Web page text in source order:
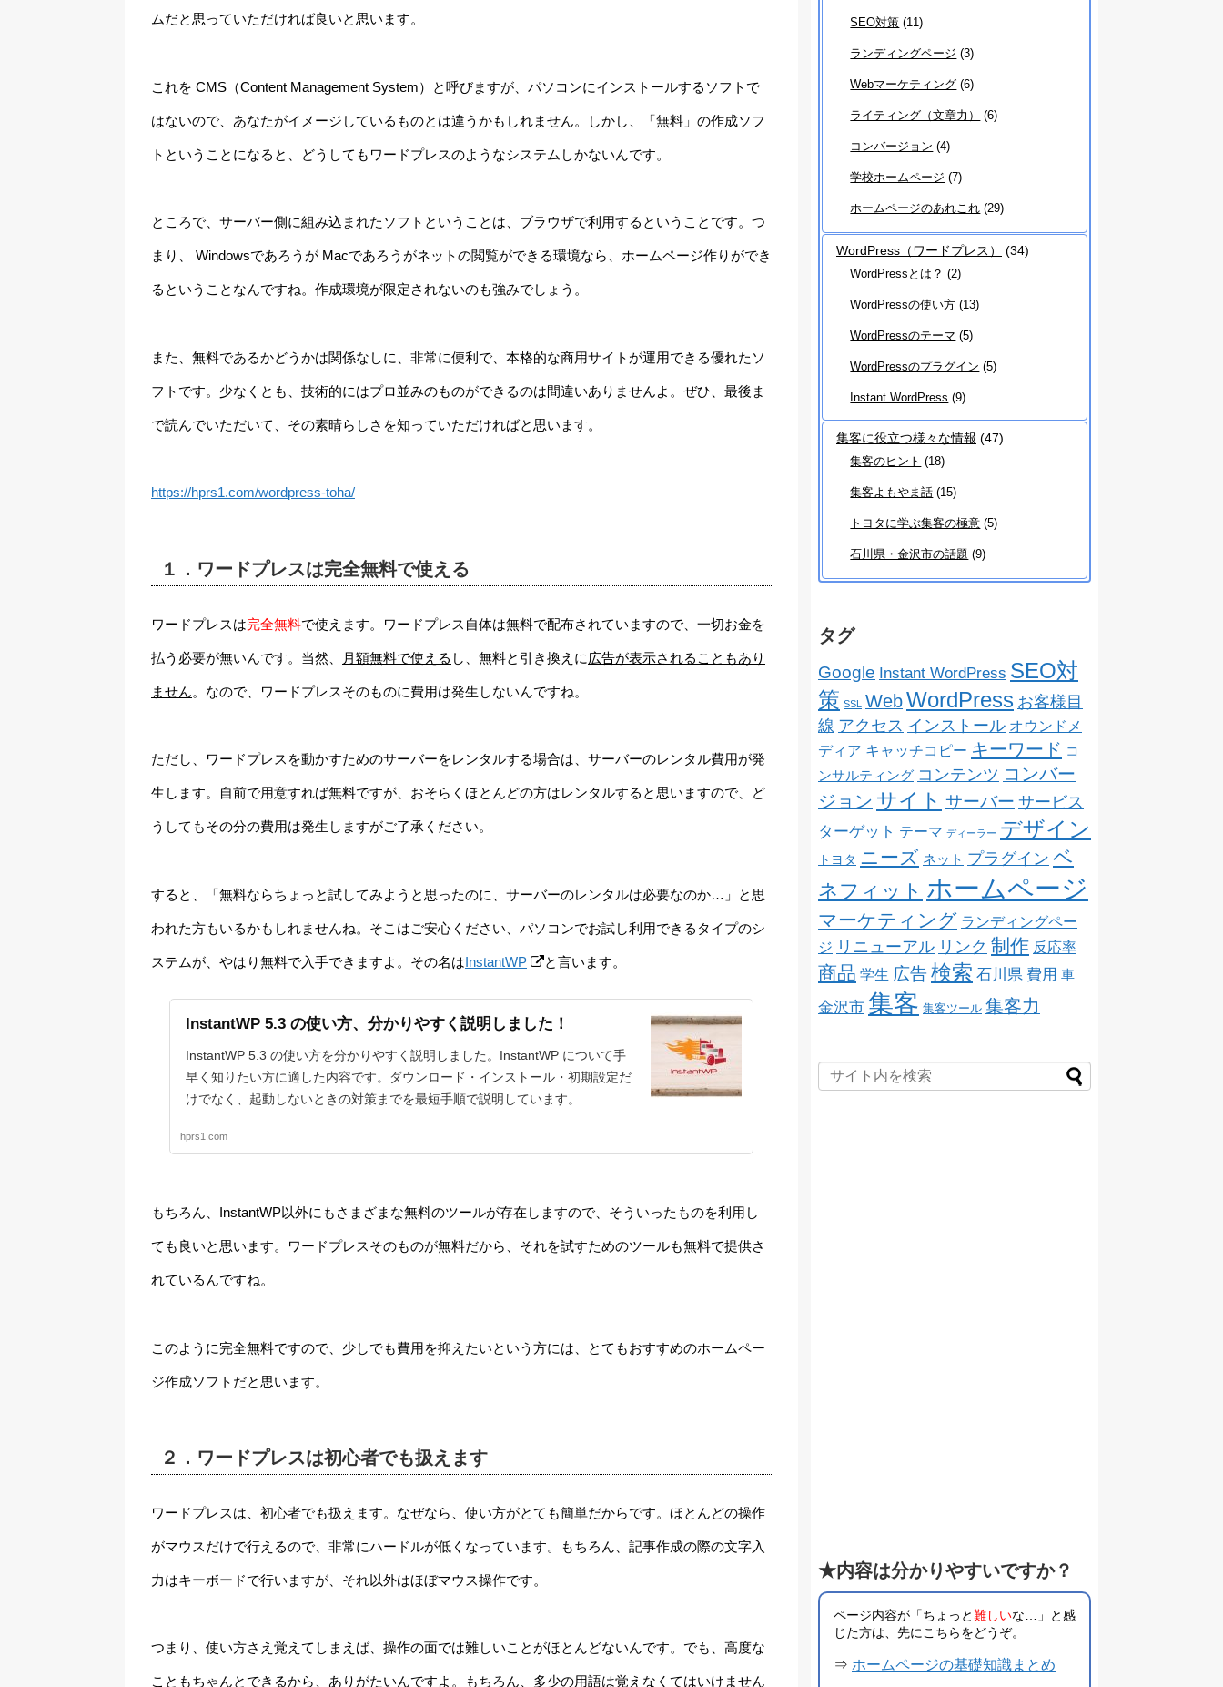
ムだと思っていただければ良いと思います。
これを CMS （Content Management System） と呼びますが、パソコンにインストールするソフトで
はないので、あなたがイメージしているものとは違うかもしれません。しかし、「無料」の作成ソフ
トということになると、どうしてもワードプレスのようなシステムしかないんです。
ところで、サーバー側に組み込まれたソフトということは、ブラウザで利用するということです。つ
まり、 Windowsであろうが Macであろうがネットの閲覧ができる環境なら、ホームページ作りができ
るということなんですね。作成環境が限定されないのも強みでしょう。
また、無料であるかどうかは関係なしに、非常に便利で、本格的な商用サイトが運用できる優れたソ
フトです。少なくとも、技術的にはプロ並みのものができるのは間違いありませんよ。ぜひ、最後ま
で読んでいただいて、その素晴らしさを知っていただければと思います。
https://hprs1.com/wordpress-toha/
１．ワードプレスは完全無料で使える
ワードプレスは完全無料で使えます。ワードプレス自体は無料で配布されていますので、一切お金を
払う必要が無いんです。当然、 月額無料で使える し、無料と引き換えに広告が表示されることもあり
ません。なので、ワードプレスそのものに費用は発生しないんですね。
ただし、ワードプレスを動かすためのサーバーをレンタルする場合は、サーバーのレンタル費用が発
生します。自前で用意すれば無料ですが、おそらくほとんどの方はレンタルすると思いますので、ど
うしてもその分の費用は発生しますがご了承ください。
すると、「無料ならちょっと試してみようと思ったのに、サーバーのレンタルは必要なのか…」と思
われた方もいるかもしれませんね。そこはご安心ください、パソコンでお試し利用できるタイプのシ
ステムが、やはり無料で入手できますよ。その名はInstantWP と言います。
InstantWP 5.3 の使い方、分かりやすく説明しました！
InstantWP 5.3 の使い方を分かりやすく説明しました。InstantWP について手
早く知りたい方に適した内容です。ダウンロード・インストール・初期設定だ
けでなく、起動しないときの対策までを最短手順で説明しています。
hprs1.com
もちろん、InstantWP以外にもさまざまな無料のツールが存在しますので、そういったものを利用し
ても良いと思います。ワードプレスそのものが無料だから、それを試すためのツールも無料で提供さ
れているんですね。
このように完全無料ですので、少しでも費用を抑えたいという方には、とてもおすすめのホームペー
ジ作成ソフトだと思います。
２．ワードプレスは初心者でも扱えます
ワードプレスは、初心者でも扱えます。なぜなら、使い方がとても簡単だからです。ほとんどの操作
がマウスだけで行えるので、非常にハードルが低くなっています。もちろん、記事作成の際の文字入
力はキーボードで行いますが、それ以外はほぼマウス操作です。
つまり、使い方さえ覚えてしまえば、操作の面では難しいことがほとんどないんです。でも、高度な
こともちゃんとできるから、ありがたいんですよ。もちろん、多少の用語は覚えなくてはいけません
SEO対策 (11)
ランディングページ (3)
Webマーケティング (6)
ライティング（文章力） (6)
コンバージョン (4)
学校ホームページ (7)
ホームページのあれこれ (29)
WordPress（ワードプレス） (34)
WordPressとは？ (2)
WordPressの使い方 (13)
WordPressのテーマ (5)
WordPressのプラグイン (5)
Instant WordPress (9)
集客に役立つ様々な情報 (47)
集客のヒント (18)
集客よもやま話 (15)
トヨタに学ぶ集客の極意 (5)
石川県・金沢市の話題 (9)
タグ
Google Instant WordPress SEO対
策 SSL WebWordPress お客様目
線 アクセス インストール オウンドメ
ディア キャッチコピー キーワード コ
ンサルティング コンテンツ コンバー
ジョン サイト サーバー サービス
ターゲット テーマ ディーラー デザイン
トヨタ ニーズ ネット プラグイン ベ
ネフィット ホームページ
マーケティング ランディングペー
ジ リニューアル リンク 制作 反応率
商品 学生 広告検索 石川県 費用 車
金沢市 集客 集客ツール 集客力
★内容は分かりやすいですか？
ページ内容が「ちょっと難しいな…」と感
じた方は、先にこちらをどうぞ。
⇒ ホームページの基礎知識まとめ